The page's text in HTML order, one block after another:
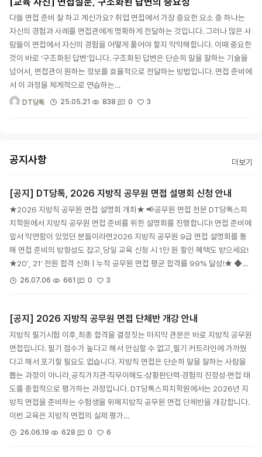
다들 면접 준비 잘 하고 계신가요? 취업 면접에서 가장 중요한 요소 중 하나는
자신의 경험과 사례를 면접관에게 명확하게 전달하는 것입니다. 그러나 많은 사
람들이 면접에서 자신의 경험을 어떻게 풀어야 할지 막막해합니다. 이때 중요한
것이 바로 ‘구조화된 답변’입니다. 구조화된 답변은 단순히 말을 잘하는 기술을
넘어서, 면접관이 원하는 정보를 효율적으로 전달하는 방법입니다. 면접 준비에
서 이 과정을 체계적으로 연습하는…
DT당톡 25.05.21 838 0 3
공지사항 더보기
[공지] DT당톡, 2026 지방직 공무원 면접 설명회 신청 안내
★2026 지방직 공무원 면접 설명회 개최★ 📢공무원 면접 전문 DT당톡스피
치학원에서 지방직 공무원 면접 준비를 위한 설명회를 진행합니다! 면접 준비에
앞서 막연함이 있었던 분들이라면2026 지방직 공무원 9급 면접 설명회를 통
해 면접 준비의 방향성도 잡고,당일 교육 신청 시 1만 원 할인 혜택도 받으세요!
★20′, 21′ 전원 합격 신화 | 누적 공무원 면접 평균 합격률 99% 달성!★ ◆…
26.07.06 661 0 3
[공지] 2026 지방직 공무원 면접 단체반 개강 안내
지방직 필기시험 이후,최종 합격을 결정짓는 마지막 관문은 바로 지방직 공무원
면접입니다. 필기 점수가 높다고 해서 안심할 수 없고,필기 커트라인에 가까웠
다고 해서 포기할 필요도 없습니다. 지방직 면접은 단순히 말을 잘하는 사람을
뽑는 과정이 아니라,공직가치관·직무이해도·상황판단력·경험의 진정성·면접 태
도를 종합적으로 평가하는 과정입니다. DT당톡스피치학원에서는 2026년 지
방직 면접을 준비하는 수험생을 위해지방직 공무원 면접 단체반을 개강합니다.
이번 교육은 지방직 면접의 실제 평가…
26.06.19 628 0 6